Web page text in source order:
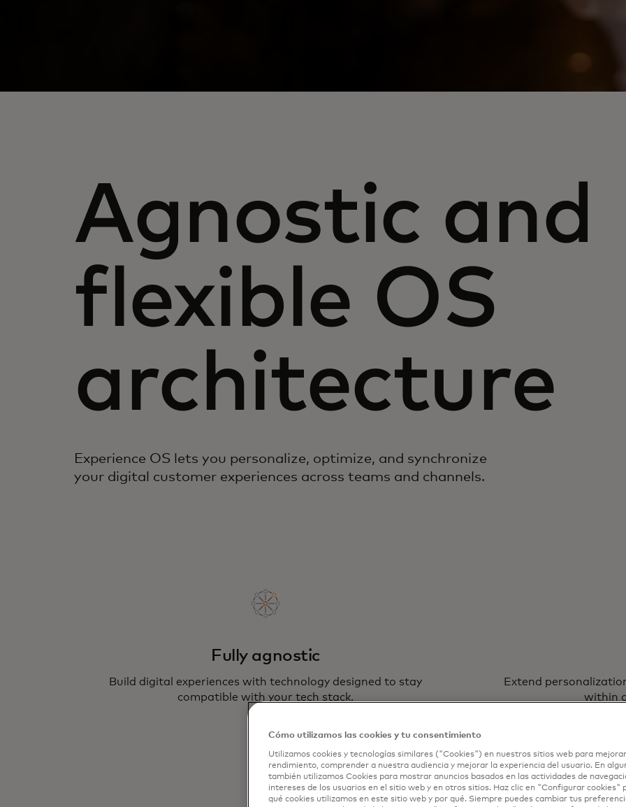
Agnostic and
flexible OS
architecture
Experience OS lets you personalize, optimize, and synchronize
your digital customer experiences across teams and channels.
Fully agnostic
Build digital experiences with technology designed to stay
compatible with your tech stack.
Extend
within
Cómo utilizamos las cookies y tu consentimiento
Utilizamos cookies y tecnologías similares ("Cookies") en nuestros sitios web para
rendimiento, comprender a nuestra audiencia y mejorar la experiencia del usuario. En
también utilizamos Cookies para mostrar anuncios basados en las actividades de
intereses de los usuarios en el sitio web y en otros sitios. Haz clic en "Configurar cookies"
qué cookies utilizamos en este sitio web y por qué. Siempre puedes cambiar tus